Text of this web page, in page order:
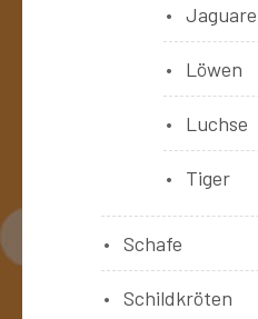
Jaguare
Löwen
Luchse
Tiger
Schafe
Schildkröten